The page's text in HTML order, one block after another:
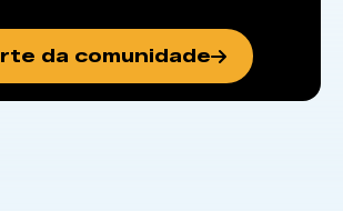
da comunidade